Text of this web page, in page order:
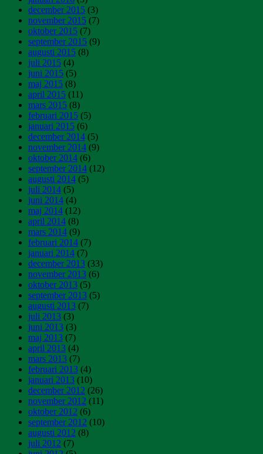
december 2015 (3)
november 2015 (7)
oktober 2015 (7)
september 2015 (9)
augusti 2015 (8)
juli 2015 (4)
juni 2015 (5)
maj 2015 (8)
april 2015 (11)
mars 2015 (8)
februari 2015 (5)
januari 2015 (6)
december 2014 (5)
november 2014 (9)
oktober 2014 (6)
september 2014 (12)
augusti 2014 (5)
juli 2014 (5)
juni 2014 (4)
maj 2014 (12)
april 2014 (8)
mars 2014 (9)
februari 2014 (7)
januari 2014 (7)
december 2013 (33)
november 2013 (6)
oktober 2013 (5)
september 2013 (5)
augusti 2013 (7)
juli 2013 (3)
juni 2013 (3)
maj 2013 (7)
april 2013 (4)
mars 2013 (7)
februari 2013 (4)
januari 2013 (10)
december 2012 (26)
november 2012 (11)
oktober 2012 (6)
september 2012 (10)
augusti 2012 (8)
juli 2012 (7)